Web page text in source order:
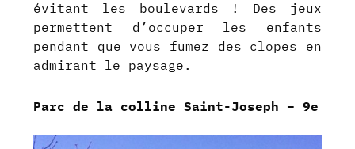
évitant les boulevards ! Des jeux
permettent d’occuper les enfants
pendant que vous fumez des clopes en
admirant le paysage.
Parc de la colline Saint-Joseph – 9e